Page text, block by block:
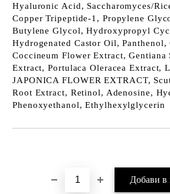
Hyaluronic Acid, Saccharomyces/
Copper Tripeptide-1, Propylene
Butylene Glycol, Hydroxypropyl
Hydrogenated Castor Oil, Panthenol,
Coccineum Flower Extract, Gentiana
Extract, Portulaca Oleracea Extract,
JAPONICA FLOWER EXTRACT,
Root Extract, Retinol, Adenosine,
Phenoxyethanol, Ethylhexylglycerin